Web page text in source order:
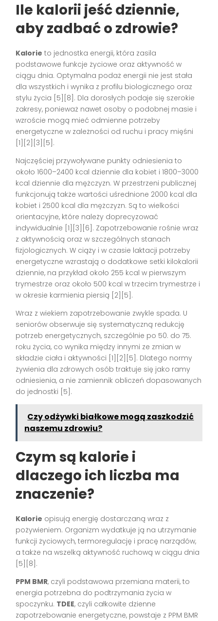
Ile kalorii jeść dziennie,
aby zadbać o zdrowie?
Kalorie to jednostka energii, która zasila
podstawowe funkcje życiowe oraz aktywność w
ciągu dnia. Optymalna podaż energii nie jest stała
dla wszystkich i wynika z profilu biologicznego oraz
stylu życia [5][8]. Dla dorosłych podaje się szerokie
zakresy, ponieważ nawet osoby o podobnej masie i
wzroście mogą mieć odmienne potrzeby
energetyczne w zależności od ruchu i pracy mięśni
[1][2][3][5].
Najczęściej przywoływane punkty odniesienia to
około 1600–2400 kcal dziennie dla kobiet i 1800–3000
kcal dziennie dla mężczyzn. W przestrzeni publicznej
funkcjonują także wartości uśrednione 2000 kcal dla
kobiet i 2500 kcal dla mężczyzn. Są to wielkości
orientacyjne, które należy doprecyzować
indywidualnie [1][3][6]. Zapotrzebowanie rośnie wraz
z aktywnością oraz w szczególnych stanach
fizjologicznych. W ciąży i w czasie laktacji potrzeby
energetyczne wzrastają o dodatkowe setki kilokalorii
dziennie, na przykład około 255 kcal w pierwszym
trymestrze oraz około 500 kcal w trzecim trymestrze i
w okresie karmienia piersią [2][5].
Wraz z wiekiem zapotrzebowanie zwykle spada. U
seniorów obserwuje się systematyczną redukcję
potrzeb energetycznych, szczególnie po 50. do 75.
roku życia, co wynika między innymi ze zmian w
składzie ciała i aktywności [1][2][5]. Dlatego normy
żywienia dla zdrowych osób traktuje się jako ramy
odniesienia, a nie zamiennik obliczeń dopasowanych
do jednostki [5].
Czy odżywki białkowe mogą zaszkodzić
naszemu zdrowiu?
Czym są kalorie i
dlaczego ich liczba ma
znaczenie?
Kalorie opisują energię dostarczaną wraz z
pożywieniem. Organizm wydatkuje ją na utrzymanie
funkcji życiowych, termoregulację i pracę narządów,
a także na wszelką aktywność ruchową w ciągu dnia
[5][8].
PPM BMR, czyli podstawowa przemiana materii, to
energia potrzebna do podtrzymania życia w
spoczynku. TDEE, czyli całkowite dzienne
zapotrzebowanie energetyczne, powstaje z PPM BMR